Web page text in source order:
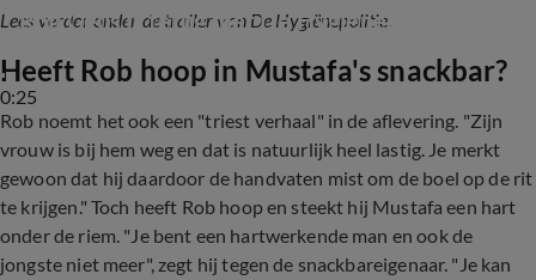
Lees verder onder de trailer van De Hygiënepolitie.
0:25
Rob Geus is terug met De Hygienepolitie
Heeft Rob hoop in Mustafa's snackbar?
Rob noemt het ook een "triest verhaal" in de aflevering. "Zijn
vrouw is bij hem weg en dat is natuurlijk heel lastig. Je merkt
gewoon dat hij daardoor de handvaten mist om de boel op de rit
te krijgen." Toch heeft Rob hoop en steekt hij Mustafa een hart
onder de riem. "Je bent een hartwerkende man en ook de
jongste niet meer", zegt hij tegen de snackbareigenaar. "Je kan